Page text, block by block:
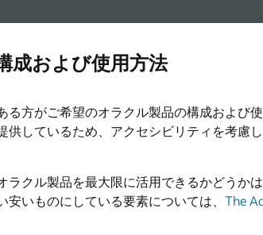
成および使用方法
る方がご希望のオラクル製品の構成およ
供しているため、アクセシビリティを考慮
ラクル製品を最大限に活用できるかどうか
いものにしている要素については、 The